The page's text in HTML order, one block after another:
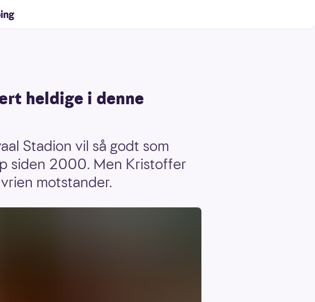
heldige i denne
Stadion vil så godt som
siden 2000. Men Kristoffer
motstander.